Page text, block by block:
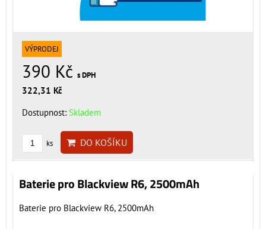
VÝPRODEJ
390 Kč s DPH
322,31 Kč
Dostupnost: Skladem
ks DO KOŠÍKU
Baterie pro Blackview R6, 2500mAh
Baterie pro Blackview R6, 2500mAh